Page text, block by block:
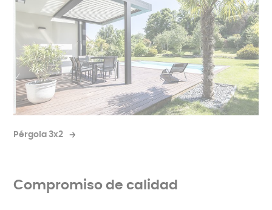
Ofrece una protección constante contra los
elementos. Su techo fijo le permite disfrutar de su
espacio exterior independientemente de las
condiciones climáticas.
Pérgola 3x2
Compromiso de calidad